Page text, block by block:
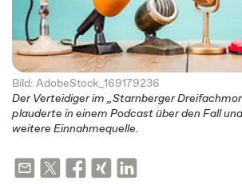
Bild: AdobeStock_169179236
Der Verteidiger im „Starnberger
plauderte in einem Podcast über den Fall
weitere Einnahmequelle.